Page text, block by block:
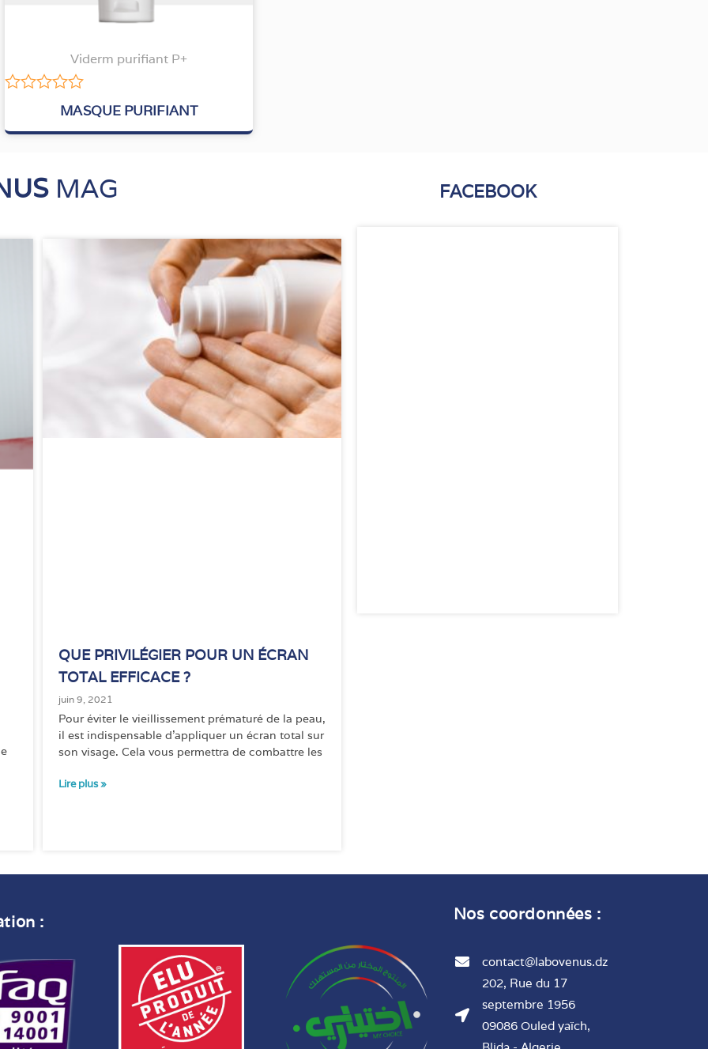
Viderm purifiant P+
sur
MASQUE PURIFIANT
MAG
QUE PRIVILÉGIER POUR UN ÉCRAN
TOTAL EFFICACE ?
juin 9, 2021
Pour éviter le vieillissement prématuré de la peau,
il est indispensable d’appliquer un écran total sur
son visage. Cela vous permettra de combattre les
Lire plus »
FACEBOOK
: Nos coordonnées :
contact@labovenus.dz
202, Rue du 17
septembre 1956
09086 Ouled yaïch,